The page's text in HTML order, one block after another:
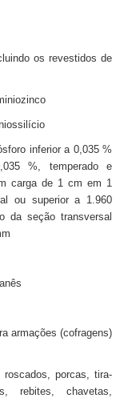
os revestidos de
inferior a 0,035 %
%, temperado e
carga de 1 cm em 1
ou superior a 1.960
da seção transversal
armações (cofragens)
roscados, porcas, tira-
rebites, chavetas,